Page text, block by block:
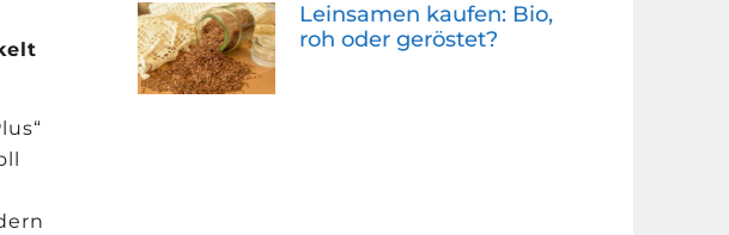
Leinsamen kaufen: Bio,
roh oder geröstet?